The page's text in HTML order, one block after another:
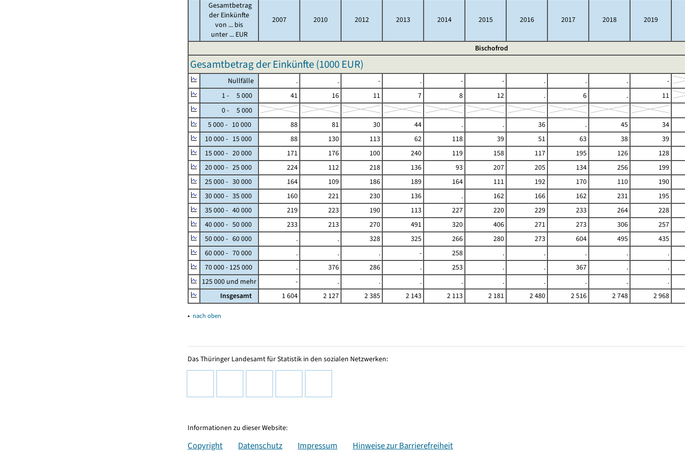
Gesamtbetrag
der Einkünfte
von ... bis
unter ... EUR
2007 2010 2012 2013 2014 2015 2016 2017 2018 2019
Bischofrod
Gesamtbetrag der Einkünfte (1000 EUR)
Nullfälle . . - . - - . . .
-
1 - 5 000
41 16 11 7 8 12 . 6 .
11
0 - 5 000
5 000 - 10 000
88 81 30 44 . . 36 . 45
34
10 000 - 15 000
88 130 113 62 118 39 51 63 38
39
15 000 - 20 000
171 176 100 240 119 158 117 195 126
128
20 000 - 25 000
224 112 218 136 93 207 205 134 256
199
25 000 - 30 000
164 109 186 189 164 111 192 170 110
190
30 000 - 35 000
160 221 230 136 . 162 166 162 231
195
35 000 - 40 000
219 223 190 113 227 220 229 233 264
228
40 000 - 50 000
233 213 270 491 320 406 271 273 306
257
50 000 - 60 000
. . 328 325 266 280 273 604 495
435
60 000 - 70 000
. . . - 258 . . . .
.
70 000 - 125 000
. 376 286 . 253 . . 367 .
.
125 000 und mehr
- . . . . . . . .
.
Insgesamt
1 604 2 127 2 385 2 143 2 113 2 181 2 480 2 516 2 748 2 968
▴ nach oben
Das Thüringer Landesamt für Statistik in den sozialen Netzwerken:
Informationen zu dieser Website:
Copyright Datenschutz Impressum Hinweise zur Barrierefreiheit